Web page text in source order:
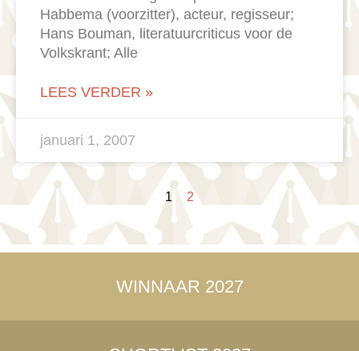
Habbema (voorzitter), acteur, regisseur;
Hans Bouman, literatuurcriticus voor de
Volkskrant; Alle
LEES VERDER »
januari 1, 2007
1 2
WINNAAR 2027